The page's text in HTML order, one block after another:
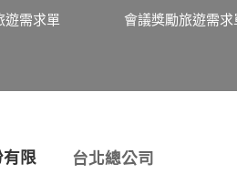
留您在上網瀏覽或查詢時，伺服
別連線者的瀏覽器予以標示，歸
冊登錄取得您的同意後，傳送商
出售或出借您的個人識別資料。
遊需求單 會議獎勵旅遊需求
有限
台北總公司